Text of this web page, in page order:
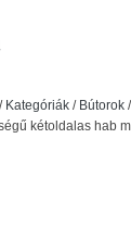
/ Kategóriák / Bútorok /
kétoldalas hab